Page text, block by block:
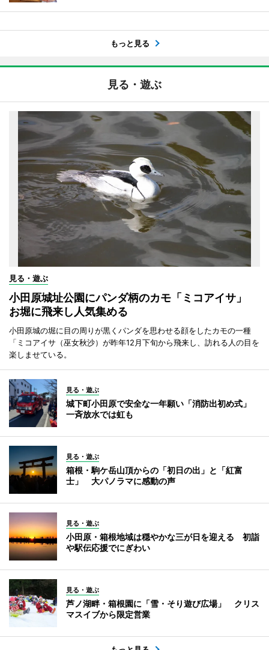
もっと見る
見る・遊ぶ
見る・遊ぶ
小田原城址公園にパンダ柄のカモ「ミコアイサ」
お堀に飛来し人気集める
小田原城の堀に目の周りが黒くパンダを思わせる顔をしたカモの一種
「ミコアイサ（巫女秋沙）が昨年12月下旬から飛来し、訪れる人の目を
楽しませている。
見る・遊ぶ
城下町小田原で安全な一年願い「消防出初め式」
一斉放水では虹も
見る・遊ぶ
箱根・駒ケ岳山頂からの「初日の出」と「紅富
士」 大パノラマに感動の声
見る・遊ぶ
小田原・箱根地域は穏やかな三が日を迎える 初詣
や駅伝応援でにぎわい
見る・遊ぶ
芦ノ湖畔・箱根園に「雪・そり遊び広場」 クリス
マスイブから限定営業